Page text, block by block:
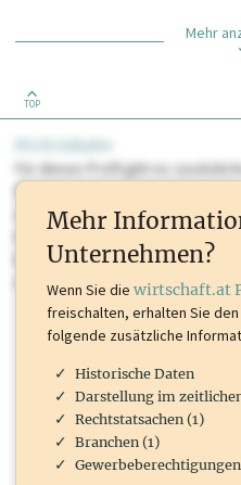
Mehr
TOP
PLUS Inhalte
Für dieses Profil gibt es
Sie momentan nicht einsehen
oder loggen Sie sich ein um diese
Marken, Patente,
mehr.
Mehr
Unternehmen?
Wenn Sie die wirtschaft.at
freischalten, erhalten Sie den
folgende zusätzliche
Historische Daten
Darstellung im
Rechtstatsachen (1)
Branchen (1)